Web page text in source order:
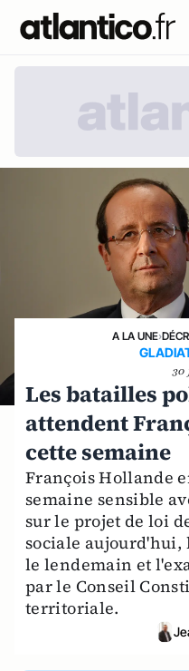
A LA UNE›
30
Les batailles
attendent
cette semaine
François Hollande
semaine sensible
sur le projet de loi
sociale aujourd'hui,
le lendemain et
par le Conseil
territoriale.